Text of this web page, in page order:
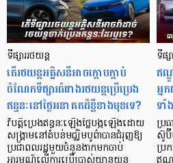
ទីផ្សាររថយន្ត
តើរថយន្តអគ្គិសនីអាចក្តោបក្តាប់
ចំណែកទីផ្សារធំជាងរថយន្តប្រើប្រេង
ឥន្ធនៈនៅថ្ងៃអនាគតដ៏ខ្លីខាងមុខទេ?
វិបត្តិប្រេងឥន្ធនៈឡើងថ្លៃបង្កឡើងដោយ
សង្គ្រាមនៅតំបន់មជ្ឈិមបូព៌ាបានជំរុញឱ្យ
ប្រជាពលរដ្ឋមួយចំនួនងាកមកចាប់
ទីផ្ស
ឥណ្
អ្ន
ទាំ
ប្រ
ស៊ូប៊ី
ប្រ